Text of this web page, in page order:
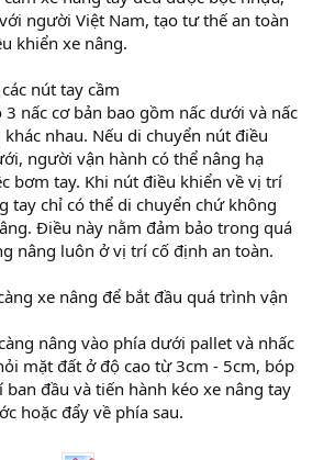
người Việt Nam, tạo tư thế an toàn
khiển xe nâng.
nút tay cầm
3 nấc cơ bản bao gồm nấc dưới và nấc
nhau. Nếu di chuyển nút điều
người vận hành có thể nâng hạ
bơm tay. Khi nút điều khiển về vị trí
tay chỉ có thể di chuyển chứ không
Điều này nằm đảm bảo trong quá
nâng luôn ở vị trí cố định an toàn.
xe nâng để bắt đầu quá trình vận
nâng vào phía dưới pallet và nhấc
mặt đất ở độ cao từ 3cm - 5cm, bóp
đầu và tiến hành kéo xe nâng tay
hoặc đẩy về phía sau.